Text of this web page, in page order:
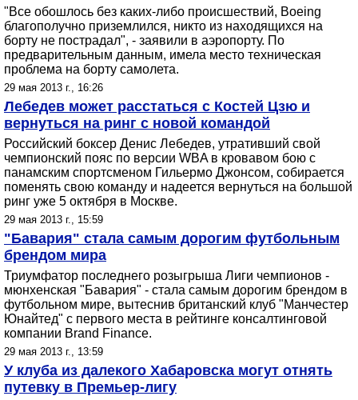
"Все обошлось без каких-либо происшествий, Boeing
благополучно приземлился, никто из находящихся на
борту не пострадал", - заявили в аэропорту. По
предварительным данным, имела место техническая
проблема на борту самолета.
29 мая 2013 г., 16:26
Лебедев может расстаться с Костей Цзю и
вернуться на ринг с новой командой
Российский боксер Денис Лебедев, утративший свой
чемпионский пояс по версии WBA в кровавом бою с
панамским спортсменом Гильермо Джонсом, собирается
поменять свою команду и надеется вернуться на большой
ринг уже 5 октября в Москве.
29 мая 2013 г., 15:59
"Бавария" стала самым дорогим футбольным
брендом мира
Триумфатор последнего розыгрыша Лиги чемпионов -
мюнхенская "Бавария" - стала самым дорогим брендом в
футбольном мире, вытеснив британский клуб "Манчестер
Юнайтед" с первого места в рейтинге консалтинговой
компании Brand Finance.
29 мая 2013 г., 13:59
У клуба из далекого Хабаровска могут отнять
путевку в Премьер-лигу